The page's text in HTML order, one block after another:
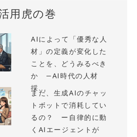
用虎の巻
AIによって「優秀な人
材」の定義が変化した
ことを、どうみるべき
か —AI時代の人材
採...
まだ、生成AIのチャッ
トボットで消耗してい
るの？ ー自律的に動
くAIエージェントが